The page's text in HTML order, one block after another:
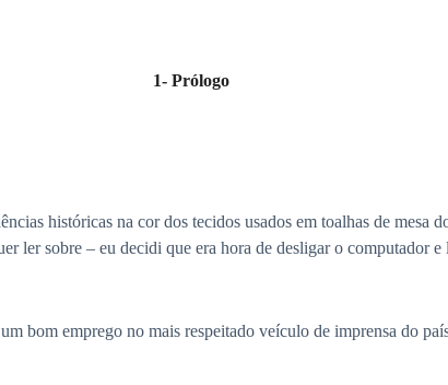
1- Prólogo
históricas na cor dos tecidos usados em toalhas de mesa
ler sobre – eu decidi que era hora de desligar o computador
bom emprego no mais respeitado veículo de imprensa do